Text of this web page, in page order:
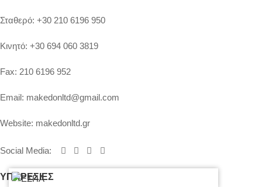
Σταθερό: +30 210 6196 950
Κινητό: +30 694 060 3819
Fax: 210 6196 952
Email: makedonltd@gmail.com
Website: makedonltd.gr
Social Media:
ΥΠΗΡΕΣΙΕΣ